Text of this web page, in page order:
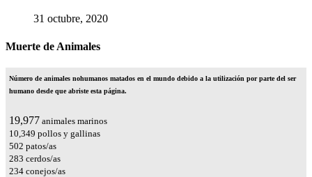
31 octubre, 2020
Muerte de Animales
Número de animales nohumanos matados en el mundo debido a la utilización por parte del ser
humano desde que abriste esta página.
25,685 animales marinos
13,306 pollos y gallinas
646 patos/as
364 cerdos/as
300 conejos/as